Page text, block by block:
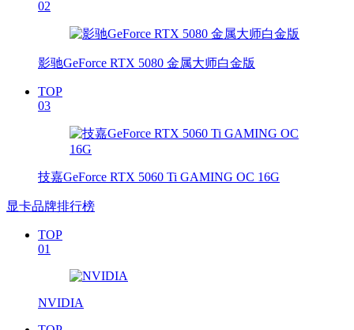
02
影驰GeForce RTX 5080 金属大师白金版
TOP
03
技嘉GeForce RTX 5060 Ti GAMING OC 16G
显卡品牌排行榜
TOP
01
NVIDIA